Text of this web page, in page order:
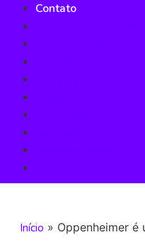
Contato
Início » Oppenheimer é